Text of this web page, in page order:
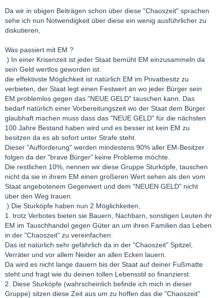
Da wir in obigen Beiträgen schon über diese "Chaoszeit" sprachen
sehe ich nun Notwendigkeit über diese ein wenig ausführlicher zu
diskutieren,
Was passiert mit EM ?
.) In einer Krisenzeit ist jeder Staat bemüht EM einzusammeln da
sein Geld wertlos geworden ist.
die effektivste Möglichkeit ist natürlich EM im Privatbesitz zu
verbieten, der Staat legt einen Festwert an wo jeder Bürger sein
EM problemlos gegen das "NEUE GELD" tauschen kann. Das
bedarf natürlich einer Vorbereitungszeit wo der Staat dem Bürger
glaubhaft machen muss dass das "NEUE GELD" für die nächsten
100 Jahre Bestand haben wird und es besser ist kein EM zu
besitzen da es ab sofort unter Strafe steht.
Dieser "Aufforderung" werden mindestens 90% aller EM-Besitzer
folgen da der "brave Bürger" keine Probleme möchte.
Die restlichen 10%, nennen wir diese Gruppe Sturköpfe, tauschen
nicht da sie in ihrem EM einen großeren Wert sehen als den vom
Staat angebotenem Gegenwert und dem "NEUEN GELD" nicht
über den Weg trauen.
.) Die Sturköpfe haben nun 2 Möglichkeiten,
1. trotz Verbotes bieten sie Bauern, Nachbarn, sonstigen Leuten ihr
EM im Tauschhandel gegen Güter an um ihren Familien das Leben
in der "Chaoszeit" zu vereinfachen.
Das ist natürlich sehr gefährlich da in der "Chaoszeit" Spitzel,
Verräter und vor allem Neider an allen Ecken lauern.
Da wird es nicht lange dauern bis der Staat auf deiner Fußmatte
steht und fragt wie du deinen tollen Lebensstil so finanzierst.
2. Diese Sturköpfe (wahrscheinlich befinde ich mich in dieser
Gruppe) sitzen diese Zeit aus um zu hoffen das die "Chaoszeit"